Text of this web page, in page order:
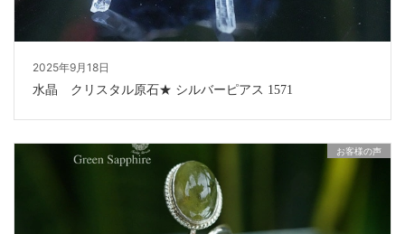
2025年9月18日
水晶 クリスタル原石★ シルバーピアス 1571
お客様の声